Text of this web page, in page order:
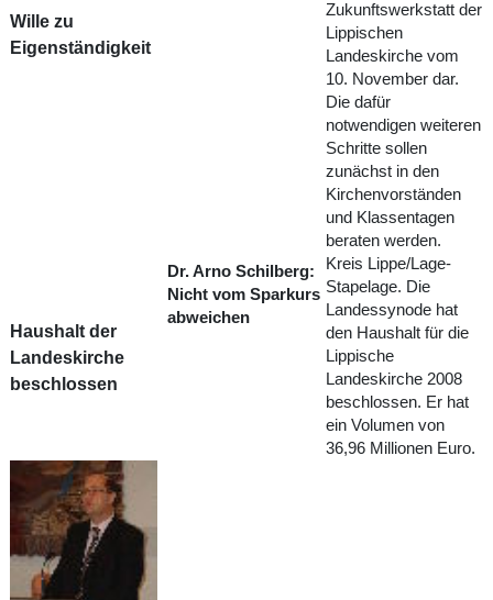
Wille zu
Eigenständigkeit
Zukunftswerkstatt der
Lippischen
Landeskirche vom
10. November dar.
Die dafür
notwendigen weiteren
Schritte sollen
zunächst in den
Kirchenvorständen
und Klassentagen
beraten werden.
Haushalt der
Landeskirche
beschlossen
Dr. Arno Schilberg:
Nicht vom Sparkurs
abweichen
Kreis Lippe/Lage-
Stapelage. Die
Landessynode hat
den Haushalt für die
Lippische
Landeskirche 2008
beschlossen. Er hat
ein Volumen von
36,96 Millionen Euro.